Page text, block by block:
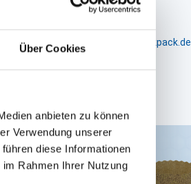
Über Cookies
anbieten zu können
Verwendung unserer
diese Informationen
Rahmen Ihrer Nutzung
24-26, D-26441 Jever, info@packpack.de